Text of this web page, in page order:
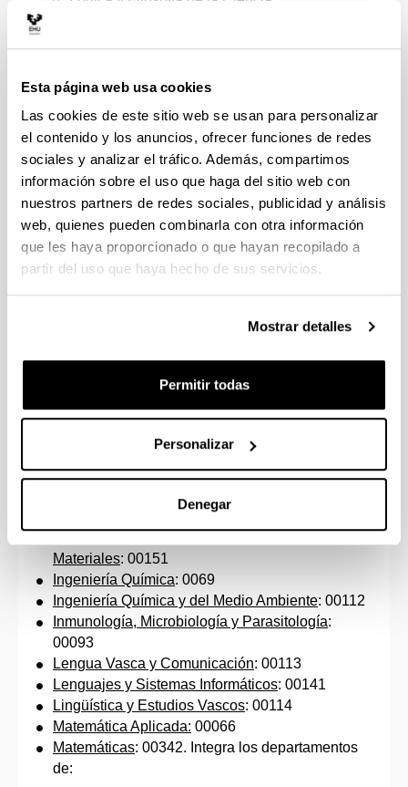
Esta página web usa cookies
Las cookies de este sitio web se usan para personalizar
el contenido y los anuncios, ofrecer funciones de redes
sociales y analizar el tráfico. Además, compartimos
información sobre el uso que haga del sitio web con
nuestros partners de redes sociales, publicidad y análisis
web, quienes pueden combinarla con otra información
que les haya proporcionado o que hayan recopilado a
partir del uso que haya hecho de sus servicios.
Mostrar detalles
Permitir todas
Personalizar
Denegar
Física Aplicada: 00057
Fisiología: 00081
Genética, Antropología Física y Fisiología
Animal: 00163
Geología: 00343. Integra los departamentos de:
Estratigrafía y Paleontología
Geodinámica
Mineralogía y Petrología
: 00028
Ingeniería Eléctrica: 00142
Ingeniería Energética: 00310. Integra los
Máquinas y Motores Térmicos
: 00145
Materiales: 00151
Ingeniería Química: 0069
Ingeniería Química y del Medio Ambiente: 00112
Inmunología, Microbiología y Parasitología:
00093
Lengua Vasca y Comunicación: 00113
Lenguajes y Sistemas Informáticos: 00141
Lingüística y Estudios Vascos: 00114
Matemática Aplicada: 00066
Matemáticas: 00342. Integra los departamentos
de: